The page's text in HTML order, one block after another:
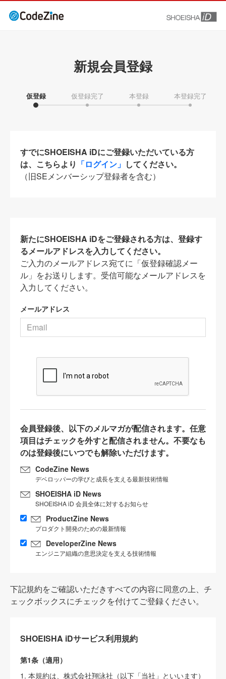
新規会員登録
仮登録 仮登録完了 本登録 本登録完了
すでにSHOEISHA iDにご登録いただいている方
は、こちらより 「ログイン」 してください。
（旧SEメンバーシップ登録者を含む）
新たにSHOEISHA iDをご登録される方は、登録す
るメールアドレスを入力してください。
ご入力のメールアドレス宛てに「仮登録確認メー
ル」をお送りします。受信可能なメールアドレスを
入力してください。
メールアドレス
会員登録後、以下のメルマガが配信されます。任意
項目はチェックを外すと配信されません。不要なも
のは登録後にいつでも解除いただけます。
CodeZine News
デベロッパーの学びと成長を支える最新技術情報
SHOEISHA iD News
SHOEISHA iD 会員全体に対するお知らせ
ProductZine News
プロダクト開発のための最新情報
DeveloperZine News
エンジニア組織の意思決定を支える技術情報
下記規約をご確認いただきすべての内容に同意の上、チ
ェックボックスにチェックを付けてご登録ください。
SHOEISHA iDサービス利用規約
第1条（適用）
1. 本規約は、株式会社翔泳社（以下「当社」といいます）